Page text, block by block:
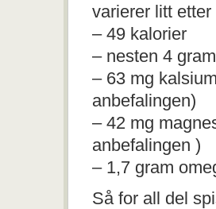
varierer litt
– 49 kalorier
– nesten 4
– 63 mg
anbefalingen)
– 42 mg
anbefalingen )
– 1,7 gram
Så for all del